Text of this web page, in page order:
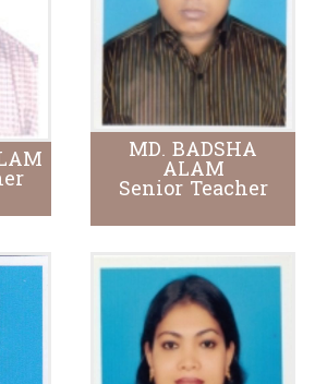
MD. BADSHA
ALAM
Senior Teacher